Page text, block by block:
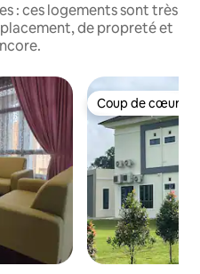
: ces logements sont très
de propreté et
Coup de cœur
Coup de cœur